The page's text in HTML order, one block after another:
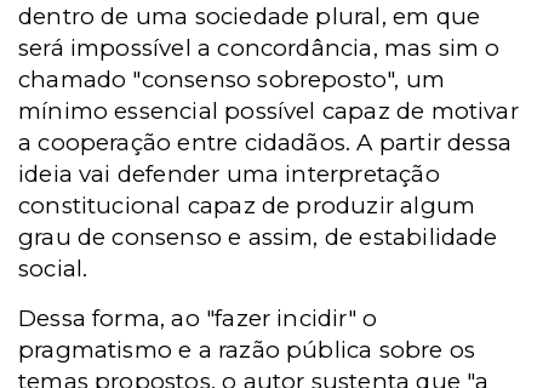
dentro de uma sociedade plural, em que
será impossível a concordância, mas sim o
chamado "consenso sobreposto", um
mínimo essencial possível capaz de motivar
a cooperação entre cidadãos. A partir dessa
ideia vai defender uma interpretação
constitucional capaz de produzir algum
grau de consenso e assim, de estabilidade
social.
Dessa forma, ao "fazer incidir" o
pragmatismo e a razão pública sobre os
temas propostos, o autor sustenta que "a